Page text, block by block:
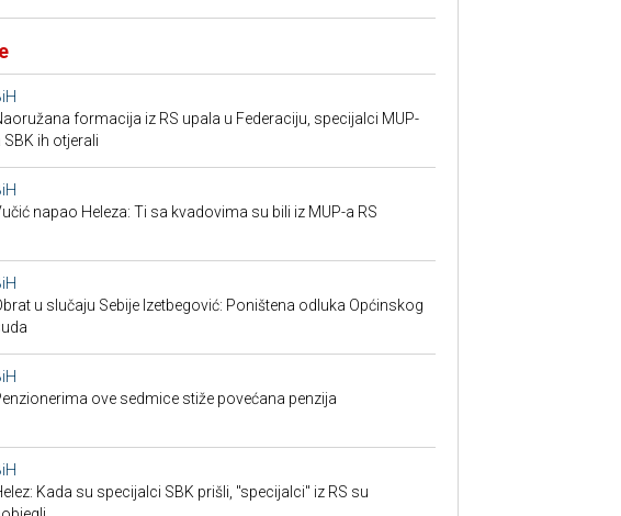
formacija iz RS upala u Federaciju, specijalci MUP-
SBK ih otjerali
napao Heleza: Ti sa kvadovima su bili iz MUP-a RS
u slučaju Sebije Izetbegović: Poništena odluka Općinskog
ove sedmice stiže povećana penzija
Kada su specijalci SBK prišli, "specijalci" iz RS su